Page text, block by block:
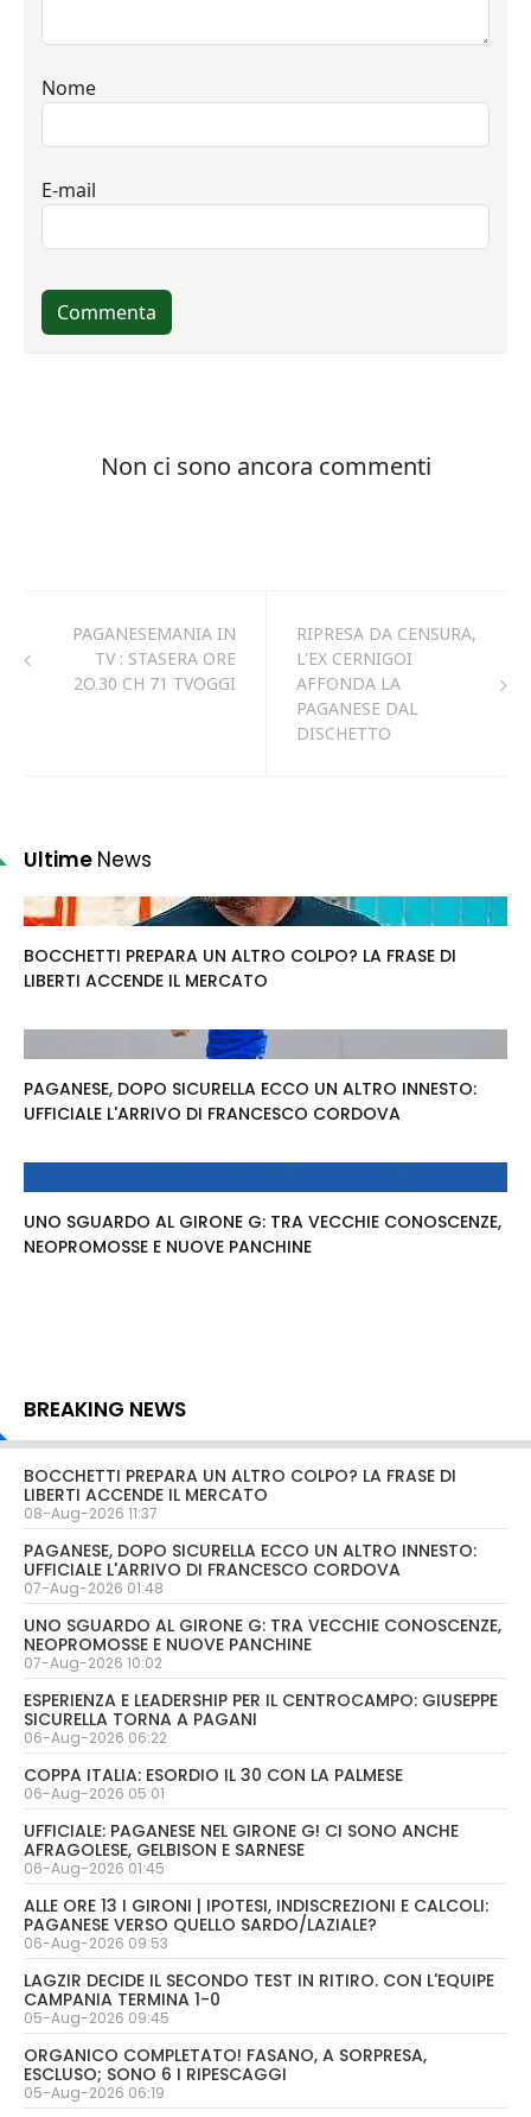
PAGANESEMANIA IN
TV : STASERA ORE
2O.30 CH 71 TVOGGI
RIPRESA DA CENSURA,
L'EX CERNIGOI
AFFONDA LA
PAGANESE DAL
DISCHETTO
Ultime News
BOCCHETTI PREPARA UN ALTRO COLPO? LA FRASE DI
LIBERTI ACCENDE IL MERCATO
PAGANESE, DOPO SICURELLA ECCO UN ALTRO INNESTO:
UFFICIALE L'ARRIVO DI FRANCESCO CORDOVA
UNO SGUARDO AL GIRONE G: TRA VECCHIE CONOSCENZE,
NEOPROMOSSE E NUOVE PANCHINE
BREAKING NEWS
BOCCHETTI PREPARA UN ALTRO COLPO? LA FRASE DI
LIBERTI ACCENDE IL MERCATO
08-Aug-2026 11:37
PAGANESE, DOPO SICURELLA ECCO UN ALTRO INNESTO:
UFFICIALE L'ARRIVO DI FRANCESCO CORDOVA
07-Aug-2026 01:48
UNO SGUARDO AL GIRONE G: TRA VECCHIE CONOSCENZE,
NEOPROMOSSE E NUOVE PANCHINE
07-Aug-2026 10:02
ESPERIENZA E LEADERSHIP PER IL CENTROCAMPO: GIUSEPPE
SICURELLA TORNA A PAGANI
06-Aug-2026 06:22
COPPA ITALIA: ESORDIO IL 30 CON LA PALMESE
06-Aug-2026 05:01
UFFICIALE: PAGANESE NEL GIRONE G! CI SONO ANCHE
AFRAGOLESE, GELBISON E SARNESE
06-Aug-2026 01:45
ALLE ORE 13 I GIRONI | IPOTESI, INDISCREZIONI E CALCOLI:
PAGANESE VERSO QUELLO SARDO/LAZIALE?
06-Aug-2026 09:53
LAGZIR DECIDE IL SECONDO TEST IN RITIRO. CON L'EQUIPE
CAMPANIA TERMINA 1-0
05-Aug-2026 09:45
ORGANICO COMPLETATO! FASANO, A SORPRESA,
ESCLUSO; SONO 6 I RIPESCAGGI
05-Aug-2026 06:19